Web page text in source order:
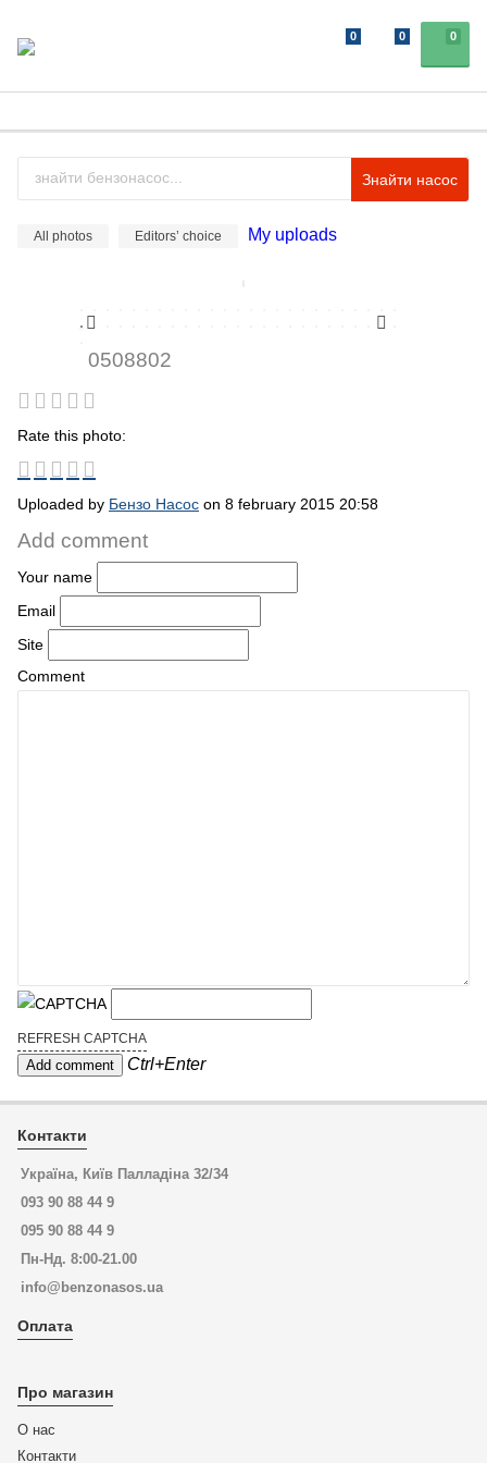
0
0 0
Знайти насос
All photos Editors’ choice My uploads
0508802
Rate this photo:
Uploaded by Бензо Насос on 8 february 2015 20:58
Add comment
Your name
Email
Site
Comment
REFRESH CAPTCHA
Ctrl+Enter
Контакти
Україна, Київ Палладіна 32/34
093 90 88 44 9
095 90 88 44 9
Пн-Нд. 8:00-21.00
info@benzonasos.ua
Оплата
Про магазин
О нас
Контакти